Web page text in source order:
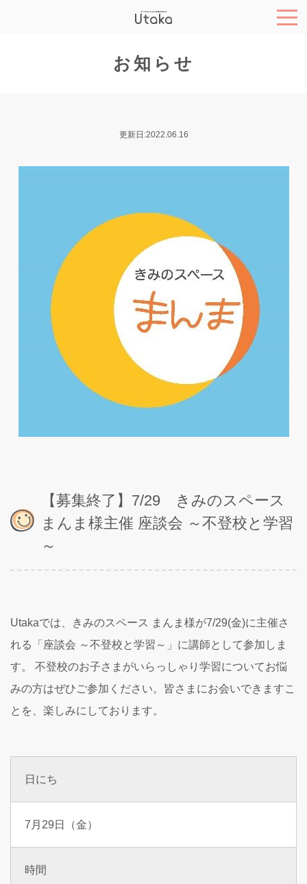
お知らせ
更新日:2022.06.16
【募集終了】7/29 きみのスペース
まんま様主催 座談会 ～不登校と学習
～
Utakaでは、きみのスペース まんま様が7/29(金)に主催さ
れる「座談会 ～不登校と学習～」に講師として参加しま
す。 不登校のお子さまがいらっしゃり学習についてお悩
みの方はぜひご参加ください。皆さまにお会いできますこ
とを、楽しみにしております。
日にち
7月29日（金）
時間